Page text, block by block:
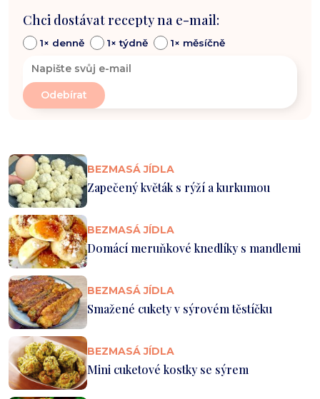
Chci dostávat recepty na e-mail:
1× denně 1× týdně 1× měsíčně
BEZMASÁ JÍDLA
Zapečený květák s rýží a kurkumou
BEZMASÁ JÍDLA
Domácí meruňkové knedlíky s mandlemi
BEZMASÁ JÍDLA
Smažené cukety v sýrovém těstíčku
BEZMASÁ JÍDLA
Mini cuketové kostky se sýrem